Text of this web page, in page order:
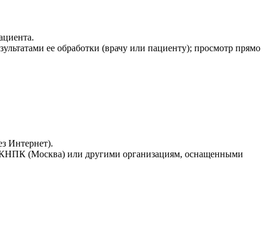
ее обработки (врачу или пациенту); просмотр прямо
Интернет).
(Москва) или другими организациям, оснащенными